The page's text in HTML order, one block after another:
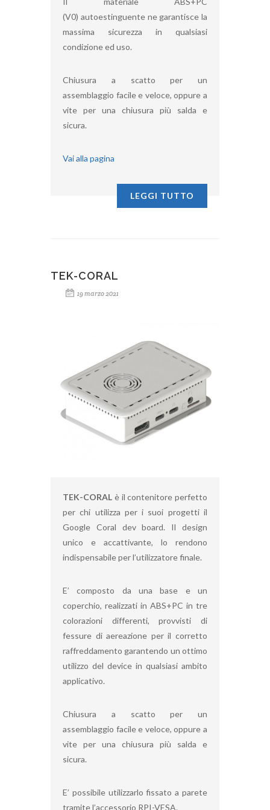
(V0) autoestinguente ne garantisce la
massima sicurezza in qualsiasi
condizione ed uso.
Chiusura a scatto per un
assemblaggio facile e veloce, oppure a
vite per una chiusura più salda e
sicura.
Vai alla pagina
LEGGI TUTTO
TEK-CORAL
19 marzo 2021
TEK-CORAL è il contenitore perfetto
per chi utilizza per i suoi progetti il
Google Coral dev board. Il design
unico e accattivante, lo rendono
indispensabile per l’utilizzatore finale.
E’ composto da una base e un
coperchio, realizzati in ABS+PC in tre
colorazioni differenti, provvisti di
fessure di aereazione per il corretto
raffreddamento garantendo un ottimo
utilizzo del device in qualsiasi ambito
applicativo.
Chiusura a scatto per un
assemblaggio facile e veloce, oppure a
vite per una chiusura più salda e
sicura.
E’ possibile utilizzarlo fissato a parete
tramite l’accessorio RPI-VESA.